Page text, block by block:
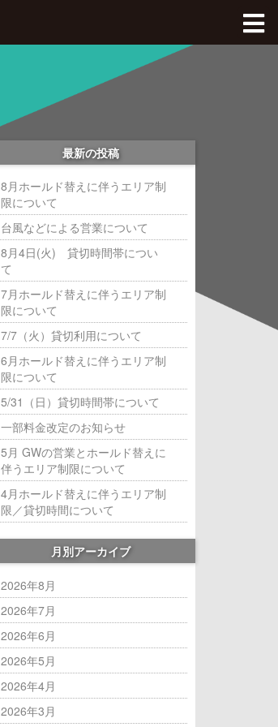
Dボル全体Top
八王子OPA店Top
綱島店
料金、アクセス
施設のご紹介
初めてのボルダリング
ご利用ガイド・よくある質問
撮影・貸切利用・団体割
キッズスクール
釧路店Top
料金、アクセス
施設のご紹介
撮影・貸切利用・団体割
キッズスクール
西八王子店
西八王子店Top
月パス・スクール購入
キッズスクール
沖縄豊崎店
沖縄豊崎店Top
施設のご紹介
初めてのボルダリング
お子さまのご利用について
キッズスクール
本厚木店
施設のご紹介
初めてのボルダリング
撮影・貸切利用・団体割
キッズスクール
レディーススクール
なんば店Top
施設のご紹介
撮影・貸切利用・団体割
キッズスクール
長野諏訪店
長野諏訪店Top
仙台長町店
仙台長町店Top
立川店
立川店Top
春日部店
田町店Top
新小岩店
最新の投稿
8月ホールド替えに伴うエリア制
限について
台風などによる営業について
8月4日(火) 貸切時間帯につい
て
7月ホールド替えに伴うエリア制
限について
7/7（火）貸切利用について
6月ホールド替えに伴うエリア制
限について
5/31（日）貸切時間帯について
一部料金改定のお知らせ
5月 GWの営業とホールド替えに
伴うエリア制限について
4月ホールド替えに伴うエリア制
限／貸切時間について
月別アーカイブ
2026年8月
2026年7月
2026年6月
2026年5月
2026年4月
2026年3月